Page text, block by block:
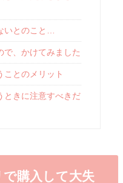
いとのこと…
で、かけてみました
ことのメリット
ときに注意すべきだ
購入して大失